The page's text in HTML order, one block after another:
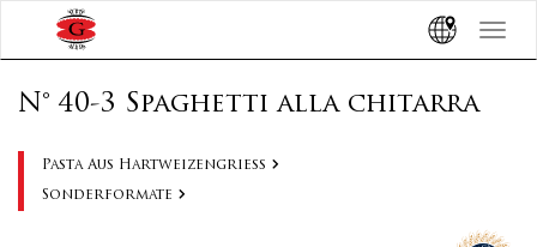
Toggle
N° 40-3 Spaghetti alla chitarra
Pasta Aus Hartweizengriess
Sonderformate